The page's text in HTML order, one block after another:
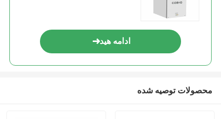
ادامه هید
محصولات توصیه شده